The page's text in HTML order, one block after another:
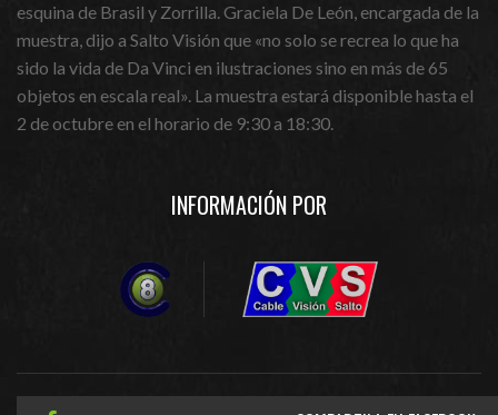
esquina de Brasil y Zorrilla. Graciela De León, encargada de la
muestra, dijo a Salto Visión que «no solo se recrea lo que ha
sido la vida de Da Vinci en ilustraciones sino en más de 65
objetos en escala real». La muestra estará disponible hasta el
2 de octubre en el horario de 9:30 a 18:30.
INFORMACIÓN POR